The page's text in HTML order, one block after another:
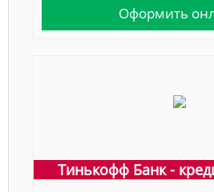
Оформить
Тинькофф Банк -